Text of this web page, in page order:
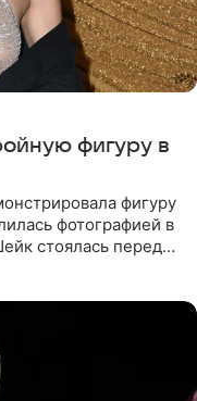
фигуру в
фигуру
фотографией в
стоялась перед